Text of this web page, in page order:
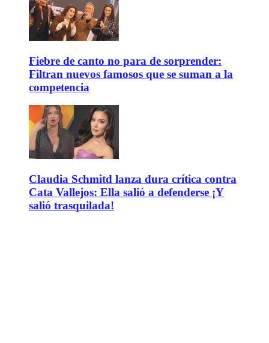
Fiebre de canto no para de sorprender:
Filtran nuevos famosos que se suman a la
competencia
Claudia Schmitd lanza dura crítica contra
Cata Vallejos: Ella salió a defenderse ¡Y
salió trasquilada!